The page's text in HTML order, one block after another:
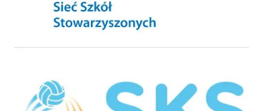
Szkolny Klub Sportowy